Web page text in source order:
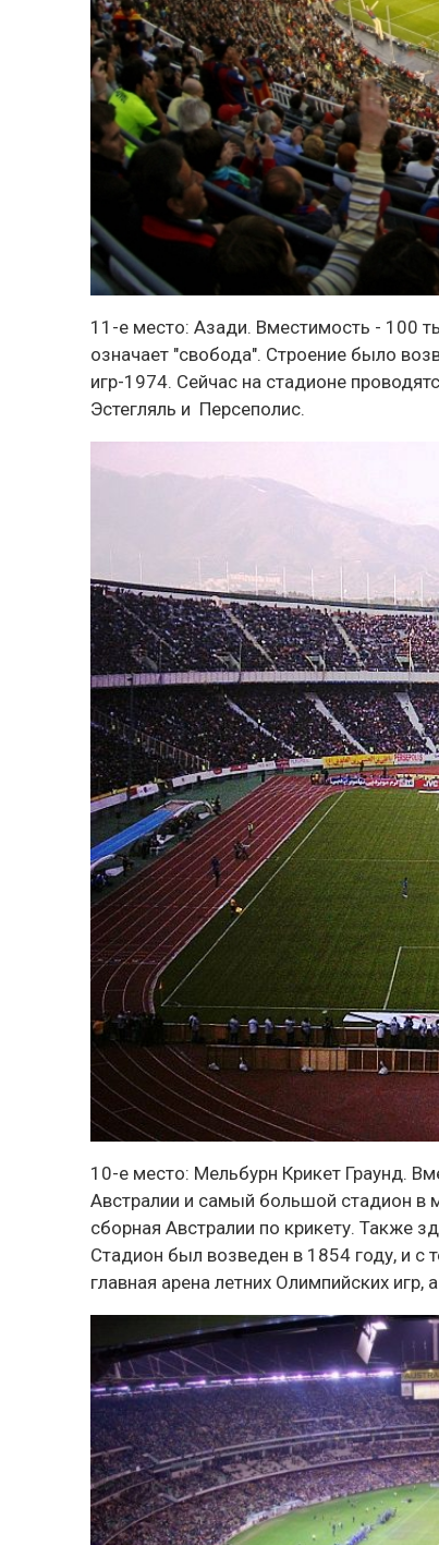
11-е место:Азади. Вместимость - 100
означает "свобода". Строение было
игр-1974. Сейчас на стадионе
Эстегляль и Персеполис.
10-е место: Мельбурн Крикет Граунд.
Австралии и самый большой стадион в
сборная Австралии по крикету. Также
Стадион был возведен в 1854 году, и с
главная арена летних Олимпийских